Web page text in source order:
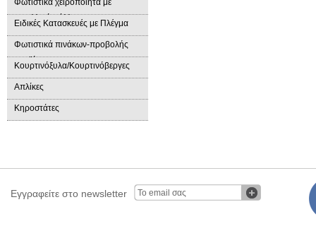
Παραδοσιακά Φωτιστικά
Φωτιστικά χειροποίητα με
μεταλλικά φύλλα
Ειδικές Κατασκευές με Πλέγμα
Φωτιστικά πινάκων-προβολής
προϊόντων
Κουρτινόξυλα/Κουρτινόβεργες
Απλίκες
Κηροστάτες
Εγγραφείτε στο newsletter